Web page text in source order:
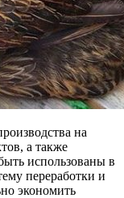
на
а также
использованы в
переработки и
экономить